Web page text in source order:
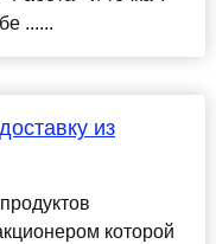
......
из
которой